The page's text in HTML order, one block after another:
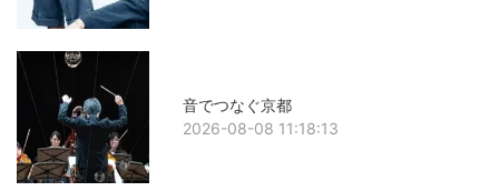
音でつなぐ京都
2026-08-08 11:18:13